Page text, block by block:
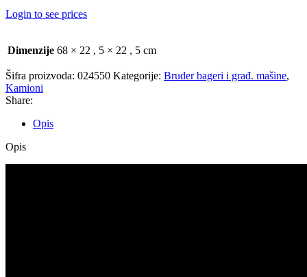
Login to see prices
Dimenzije 68 × 22 , 5 × 22 , 5 cm
Šifra proizvoda: 024550 Kategorije: Bruder bageri i građ. mašine,
Kamioni
Share:
Opis
Opis